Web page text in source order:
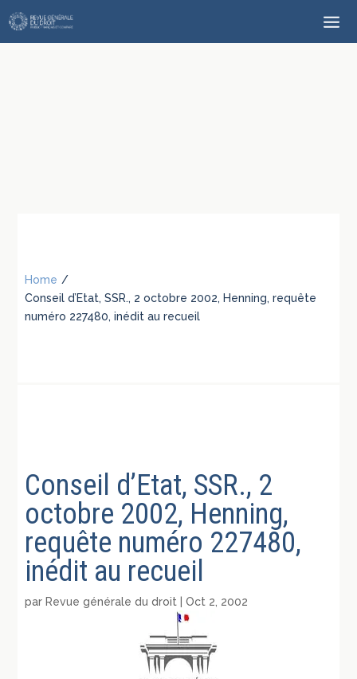
Home /
Conseil d’Etat, SSR., 2 octobre 2002, Henning, requête
numéro 227480, inédit au recueil
Conseil d’Etat, SSR., 2
octobre 2002, Henning,
requête numéro 227480,
inédit au recueil
parRevue générale du droit |Oct 2, 2002